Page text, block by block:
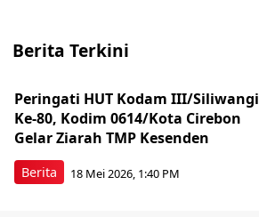
Berita Terkini
Berita
Peringati HUT Kodam III/Siliwangi
Ke-80, Kodim 0614/Kota Cirebon
Gelar Ziarah TMP Kesenden
18 Mei 2026, 1:40 PM